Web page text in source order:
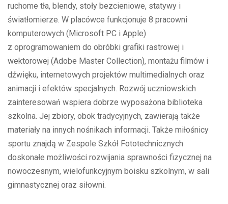
ruchome tła, blendy, stoły bezcieniowe, statywy i
światłomierze. W placówce funkcjonuje 8 pracowni
komputerowych (Microsoft PC i Apple)
z oprogramowaniem do obróbki grafiki rastrowej i
wektorowej (Adobe Master Collection), montażu filmów i
dźwięku, internetowych projektów multimedialnych oraz
animacji i efektów specjalnych. Rozwój uczniowskich
zainteresowań wspiera dobrze wyposażona biblioteka
szkolna. Jej zbiory, obok tradycyjnych, zawierają także
materiały na innych nośnikach informacji. Także miłośnicy
sportu znajdą w Zespole Szkół Fototechnicznych
doskonałe możliwości rozwijania sprawności fizycznej na
nowoczesnym, wielofunkcyjnym boisku szkolnym, w sali
gimnastycznej oraz siłowni.